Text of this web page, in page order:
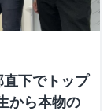
直下でトップ
から本物の